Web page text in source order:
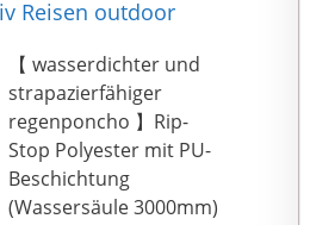
heißversiegelten
Nähten, er ist extrem
abrieb- und reißfest,
schnell trocknend,
griffig weich, bequem,
winddicht. Die
wasserdicht
Reisen outdoor
【 wasserdichter und
strapazierfähiger
regenponcho 】Rip-
Stop Polyester mit PU-
Beschichtung
(Wassersäule 3000mm)